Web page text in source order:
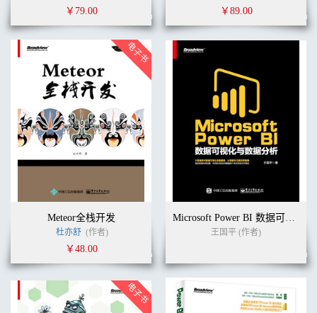
￥79.00 ￥89.00
Meteor全栈开发
杜亦舒 (作者)
￥48.00
Microsoft Power BI 数据可视化与数据分析
王国平 (作者)